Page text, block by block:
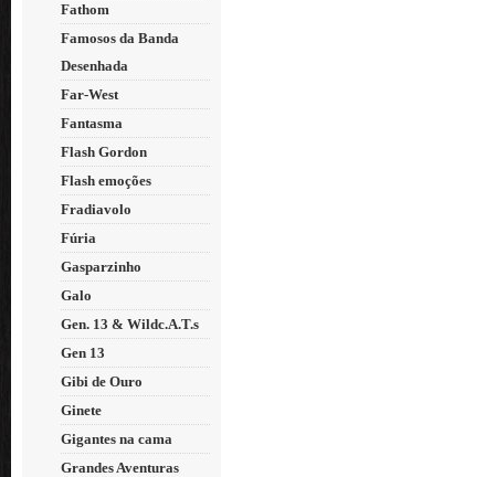
Fathom
Famosos da Banda
Desenhada
Far-West
Fantasma
Flash Gordon
Flash emoções
Fradiavolo
Fúria
Gasparzinho
Galo
Gen. 13 & Wildc.A.T.s
Gen 13
Gibi de Ouro
Ginete
Gigantes na cama
Grandes Aventuras